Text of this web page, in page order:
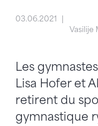
03.06.2021
Vasilije
Les
Lisa Hofer et
retirent du
gymnastique